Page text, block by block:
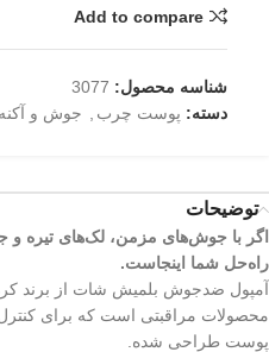
Add to compare
شناسه محصول: 3077
دسته: پوست چرب جوش و آکنه
توضیحات
اگر با جوش‌های مزمن، لک‌های تیره
راه‌حل شما اینجاست.
محصولات مراقبتی است که برای
پوست طراحی شده.